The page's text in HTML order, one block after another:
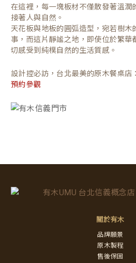
在這裡，每一塊板材不僅散發著溫潤
接著人與自然。
天花板與地板的圓弧造型，宛若樹木
事，而這片靜謐之地，即使位於繁華
切感受到純樸自然的生活質感。
設計控必訪，台北最美的原木餐桌
預約參觀
關於有木
品牌願景
原木製程
售後保固